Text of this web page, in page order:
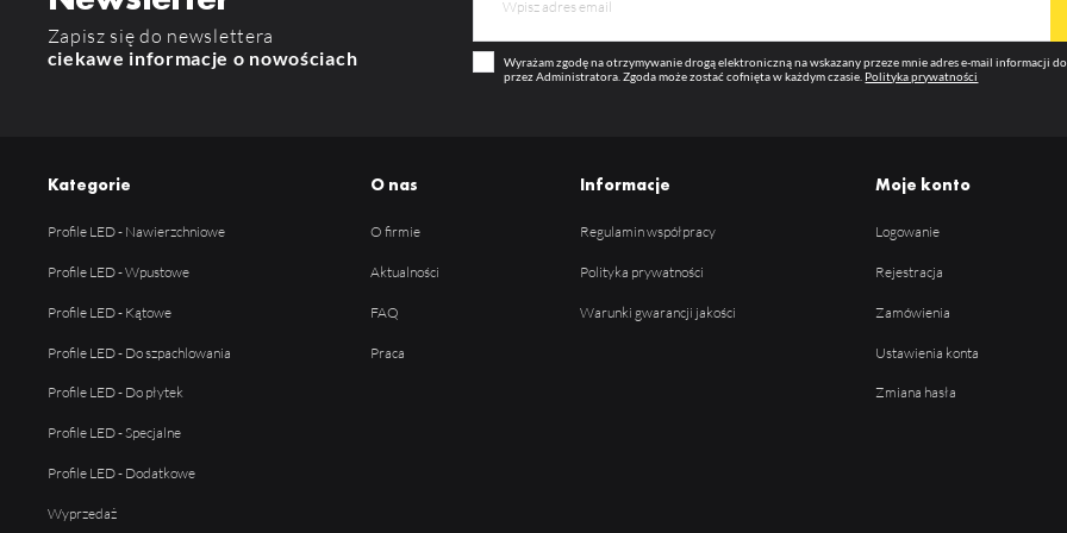
Zapisz się do newslettera
ciekawe informacje o nowościach
Wyrażam zgodę na otrzymywanie drogą elektroniczną na wskazany przeze mnie adres e-mail informacji
przez Administratora. Zgoda może zostać cofnięta w każdym czasie. Polityka prywatności
Kategorie
Profile LED - Nawierzchniowe
Profile LED - Wpustowe
Profile LED - Kątowe
Profile LED - Do szpachlowania
Profile LED - Do płytek
Profile LED - Specjalne
Profile LED - Dodatkowe
Wyprzedaż
O nas
O firmie
Aktualności
FAQ
Praca
Informacje
Regulamin współpracy
Polityka prywatności
Warunki gwarancji jakości
Moje konto
Logowanie
Rejestracja
Zamówienia
Ustawienia konta
Zmiana hasła